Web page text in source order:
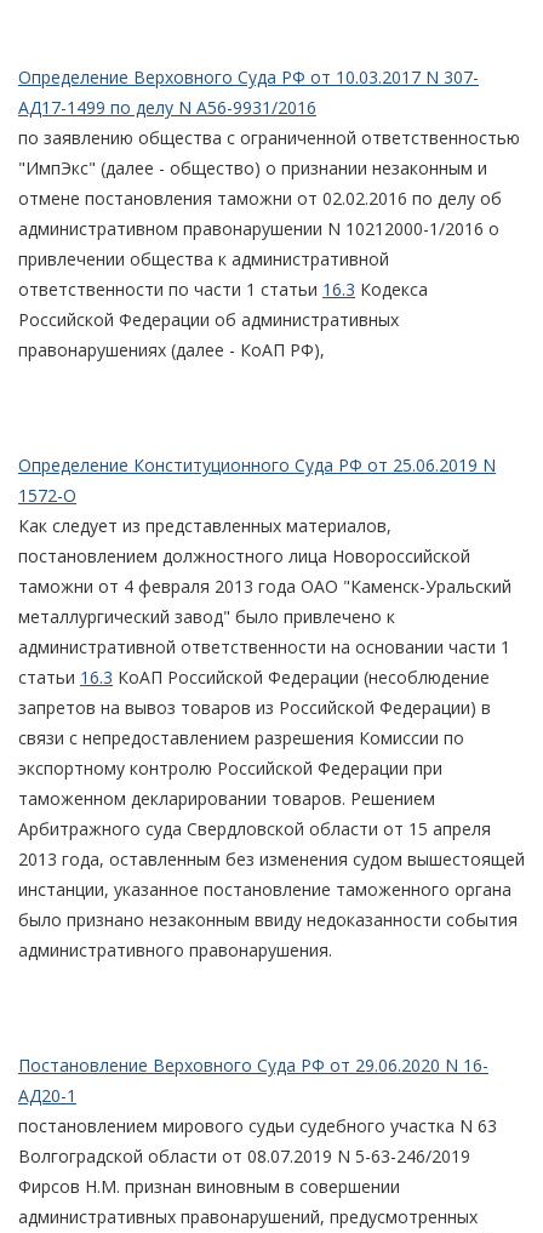
Определение Верховного Суда РФ от 10.03.2017 N 307-
АД17-1499 по делу N А56-9931/2016
по заявлению общества с ограниченной ответственностью
"ИмпЭкс" (далее - общество) о признании незаконным и
отмене постановления таможни от 02.02.2016 по делу об
административном правонарушении N 10212000-1/2016 о
привлечении общества к административной
ответственности по части 1 статьи 16.3 Кодекса
Российской Федерации об административных
правонарушениях (далее - КоАП РФ),
Определение Конституционного Суда РФ от 25.06.2019 N
1572-О
Как следует из представленных материалов,
постановлением должностного лица Новороссийской
таможни от 4 февраля 2013 года ОАО "Каменск-Уральский
металлургический завод" было привлечено к
административной ответственности на основании части 1
статьи 16.3 КоАП Российской Федерации (несоблюдение
запретов на вывоз товаров из Российской Федерации) в
связи с непредоставлением разрешения Комиссии по
экспортному контролю Российской Федерации при
таможенном декларировании товаров. Решением
Арбитражного суда Свердловской области от 15 апреля
2013 года, оставленным без изменения судом вышестоящей
инстанции, указанное постановление таможенного органа
было признано незаконным ввиду недоказанности события
административного правонарушения.
Постановление Верховного Суда РФ от 29.06.2020 N 16-
АД20-1
постановлением мирового судьи судебного участка N 63
Волгоградской области от 08.07.2019 N 5-63-246/2019
Фирсов Н.М. признан виновным в совершении
административных правонарушений, предусмотренных